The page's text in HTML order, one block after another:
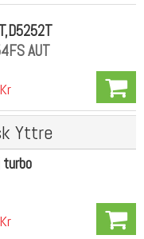
AUT
Yttre